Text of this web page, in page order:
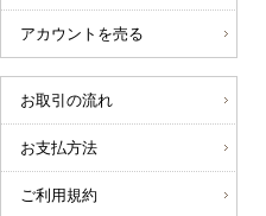
アカウントを売る
お取引の流れ
お支払方法
ご利用規約